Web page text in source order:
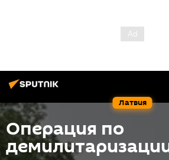
Латвия
Операция по